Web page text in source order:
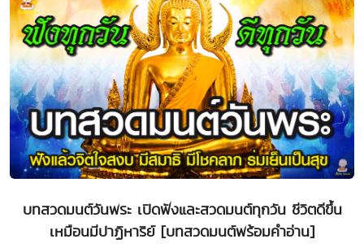
บทสวดมนต์วันพระ เปิดฟังและสวดมนต์ทุกวัน ชีวิตดีขึ้น
เหมือนมีปาฏิหาริย์ [บทสวดมนต์พร้อมคำอ่าน]